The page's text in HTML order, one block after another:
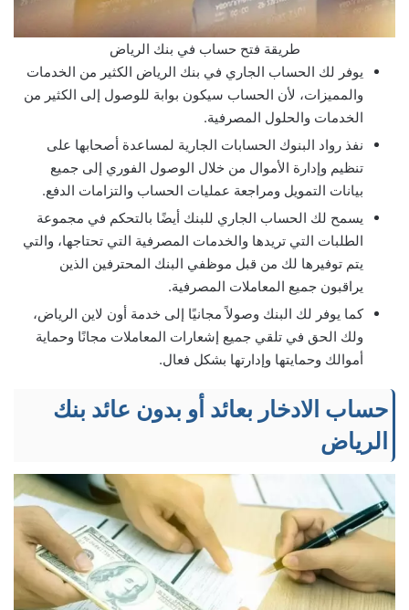
طريقة فتح حساب في بنك الرياض
يوفر لك الحساب الجاري في بنك الرياض الكثير من الخدمات
والمميزات، لأن الحساب سيكون بوابة للوصول إلى الكثير من
الخدمات والحلول المصرفية.
نفذ رواد البنوك الحسابات الجارية لمساعدة أصحابها على
تنظيم وإدارة الأموال من خلال الوصول الفوري إلى جميع
بيانات التمويل ومراجعة عمليات الحساب والتزامات الدفع.
يسمح لك الحساب الجاري للبنك أيضًا بالتحكم في مجموعة
الطلبات التي تريدها والخدمات المصرفية التي تحتاجها، والتي
يتم توفيرها لك من قبل موظفي البنك المحترفين الذين
يراقبون جميع المعاملات المصرفية.
كما يوفر لك البنك وصولاً مجانيًا إلى خدمة أون لاين الرياض،
ولك الحق في تلقي جميع إشعارات المعاملات مجانًا وحماية
أموالك وحمايتها وإدارتها بشكل فعال.
حساب الادخار بعائد أو بدون عائد بنك
الرياض